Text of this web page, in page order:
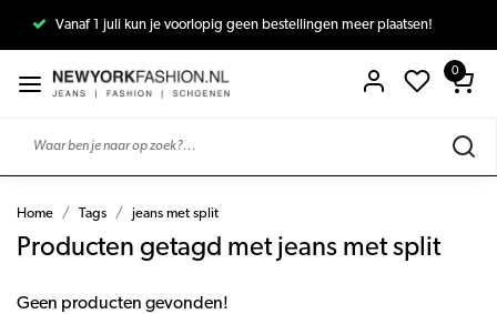
Vanaf 1 juli kun je voorlopig geen bestellingen meer plaatsen!
0
Home Tags jeans met split
Producten getagd met jeans met split
Geen producten gevonden!